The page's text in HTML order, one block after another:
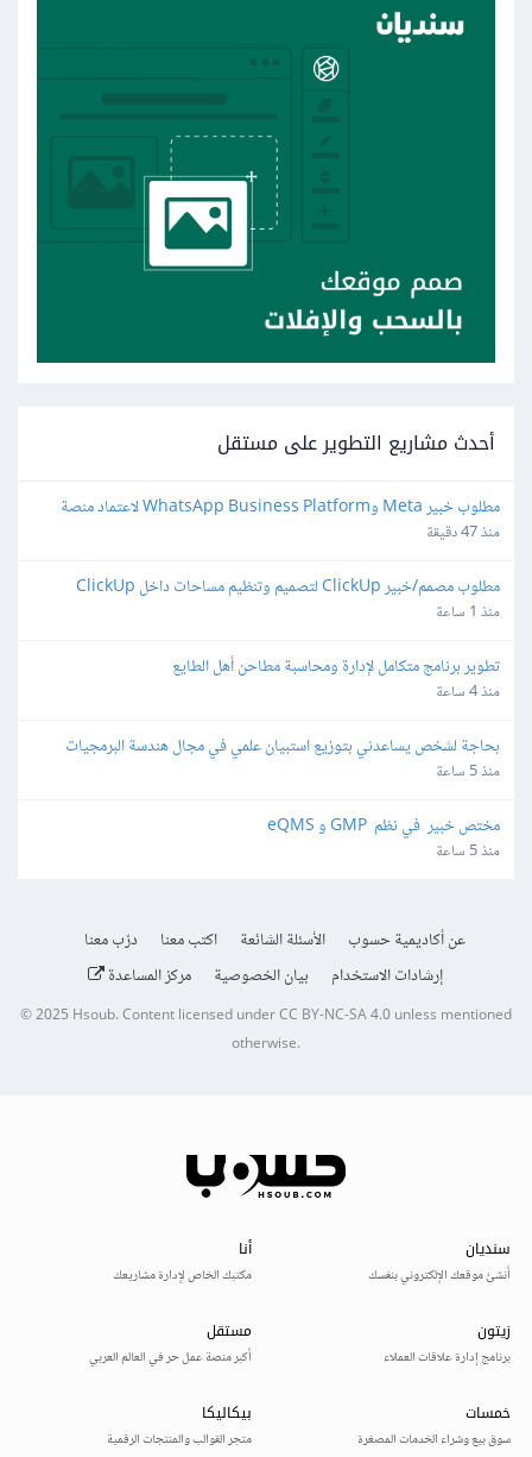
أحدث مشاريع التطوير على مستقل
واتساب
منذ 47 دقيقة
مطلوب مصمم/خبير ClickUp لتصميم وتنظيم مساحات داخل ClickUp
منذ 1 ساعة
تطوير برنامج متكامل لإدارة ومحاسبة مطاحن أهل الطايع
منذ 4 ساعة
بحاجة لشخص يساعدني بتوزيع استبيان علمي في مجال هندسة البرمجيات
منذ 5 ساعة
مختص خبير  في نظم  GMP و eQMS
منذ 5 ساعة
عن أكاديمية حسوب الأسئلة الشائعة اكتب معنا
درّب معنا
إرشادات الاستخدام
بيان الخصوصية مركز المساعدة
© 2025 Hsoub.Content licensed underCC BY-NC-SA 4.0unless mentioned
otherwise.